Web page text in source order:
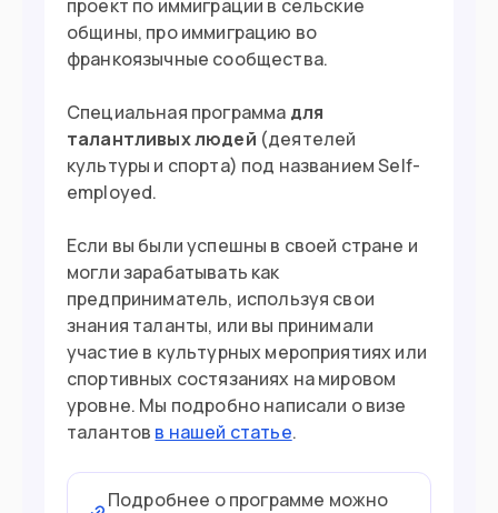
Въезд в страну
Документ Загранпаспорт
Виза Нужна виза
проект по иммиграции в сельские
общины, про иммиграцию во
франкоязычные сообщества.
Специальная программа для
талантливых людей (деятелей
культуры и спорта) под названием Self-
employed.
Если вы были успешны в своей стране и
могли зарабатывать как
предприниматель, используя свои
знания таланты, или вы принимали
участие в культурных мероприятиях или
спортивных состязаниях на мировом
уровне. Мы подробно написали о визе
талантов в нашей статье.
Подробнее о программе можно